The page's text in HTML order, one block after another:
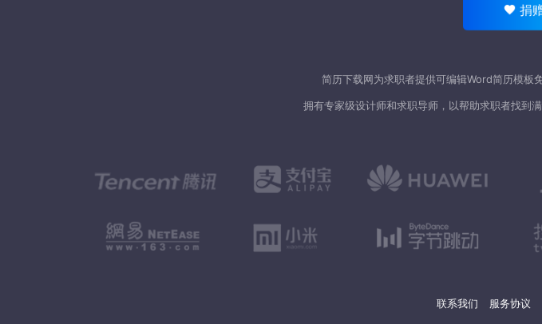
捐
简历下载网为求职者提供可编辑Word简历模板
拥有专家级设计师和求职导师，以帮助求职者找到
联系我们 服务协议